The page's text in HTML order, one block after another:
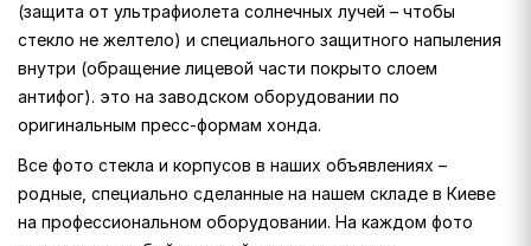
(защита от ультрафиолета солнечных лучей – чтобы
стекло не желтело) и специального защитного напыления
внутри (обращение лицевой части покрыто слоем
антифог). это на заводском оборудовании по
оригинальным пресс-формам хонда.
Все фото стекла и корпусов в наших объявлениях –
родные, специально сделанные на нашем складе в Киеве
на профессиональном оборудовании. На каждом фото